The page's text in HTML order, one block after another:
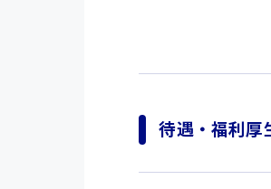
待遇・福利厚